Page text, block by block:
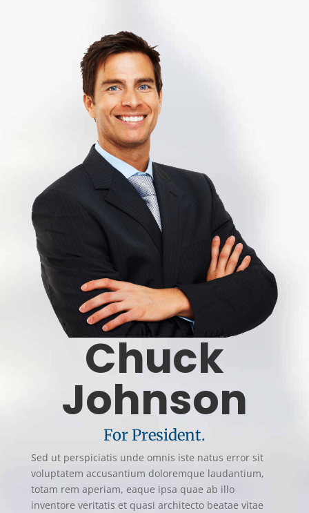
Chuck
Johnson
For President.
Sed ut perspiciatis unde omnis iste natus error sit
voluptatem accusantium doloremque laudantium,
totam rem aperiam, eaque ipsa quae ab illo
inventore veritatis et quasi architecto beatae vitae